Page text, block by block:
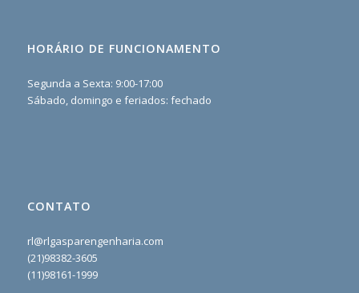
HORÁRIO DE FUNCIONAMENTO
Segunda a Sexta: 9:00-17:00
Sábado, domingo e feriados: fechado
CONTATO
rl@rlgasparengenharia.com
(21)98382-3605
(11)98161-1999